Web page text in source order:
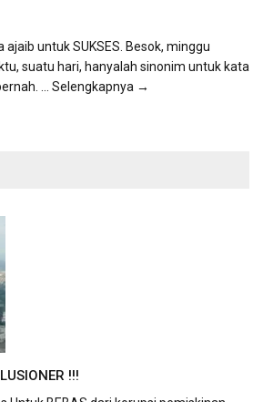
ajaib untuk SUKSES. Besok, minggu
suatu hari, hanyalah sinonim untuk kata
... Selengkapnya →
!!!